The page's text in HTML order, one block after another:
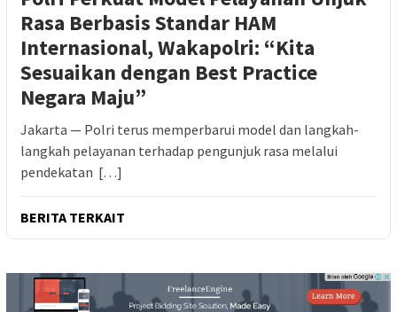
Rasa Berbasis Standar HAM
Internasional, Wakapolri: “Kita
Sesuaikan dengan Best Practice
Negara Maju”
Jakarta — Polri terus memperbarui model dan langkah-
langkah pelayanan terhadap pengunjuk rasa melalui
pendekatan […]
BERITA TERKAIT